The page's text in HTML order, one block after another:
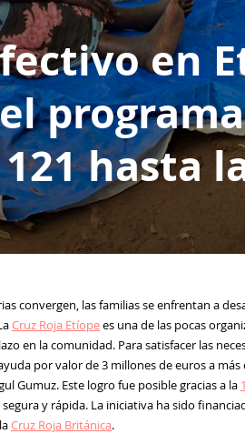
en
hasta
convergen, las familias se enfrentan a
Cruz Roja Etíopees una de las pocas
en la comunidad. Para satisfacer las
por valor de 3 millones de euros a
Gumuz. Este logro fue posible gracias a la
y rápida. La iniciativa ha sido
Cruz Roja Británica.